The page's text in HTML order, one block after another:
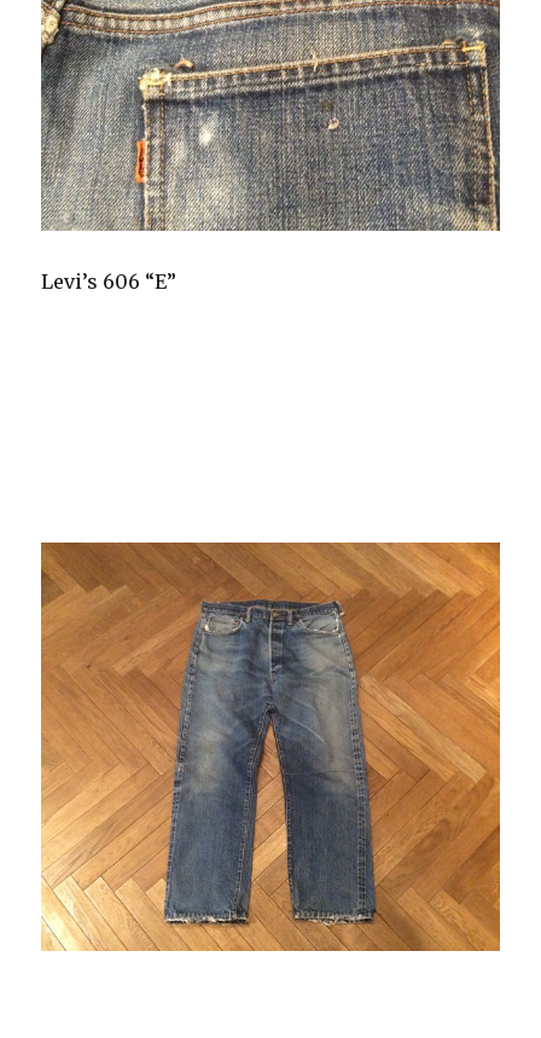
Levi’s 606 “E”